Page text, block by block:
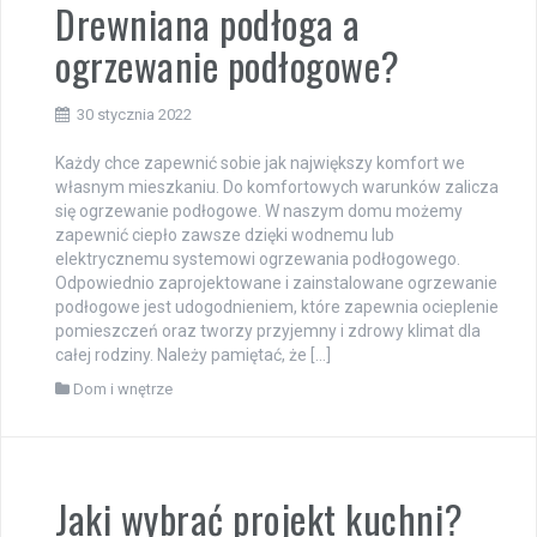
Drewniana podłoga a
ogrzewanie podłogowe?
30 stycznia 2022
Każdy chce zapewnić sobie jak największy komfort we
własnym mieszkaniu. Do komfortowych warunków zalicza
się ogrzewanie podłogowe. W naszym domu możemy
zapewnić ciepło zawsze dzięki wodnemu lub
elektrycznemu systemowi ogrzewania podłogowego.
Odpowiednio zaprojektowane i zainstalowane ogrzewanie
podłogowe jest udogodnieniem, które zapewnia ocieplenie
pomieszczeń oraz tworzy przyjemny i zdrowy klimat dla
całej rodziny. Należy pamiętać, że […]
Dom i wnętrze
Jaki wybrać projekt kuchni?